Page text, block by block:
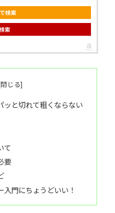
検索
索
ッと切れて粗くならない
て
要
入門にちょうどいい！